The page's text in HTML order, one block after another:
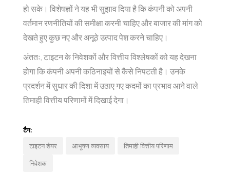
हो सके। विशेषज्ञों ने यह भी सुझाव दिया है कि कंपनी को अपनी
वर्तमान रणनीतियों की समीक्षा करनी चाहिए और बाजार की मांग को
देखते हुए कुछ नए और अनूठे उत्पाद पेश करने चाहिए।
अंततः, टाइटन के निवेशकों और वित्तीय विश्लेषकों को यह देखना
होगा कि कंपनी अपनी कठिनाइयों से कैसे निपटती है। उनके
प्रदर्शन में सुधार की दिशा में उठाए गए कदमों का प्रभाव आने वाले
तिमाही वित्तीय परिणामों में दिखाई देगा।
टैग:
टाइटन शेयर
आभूषण व्यवसाय तिमाही वित्तीय परिणाम
निवेशक